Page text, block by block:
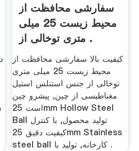
سفارشی محافظت از
محیط زیست 25 میلی
متری توخالی از .
کیفیت بالا سفارشی محافظت از
محیط زیست 25 میلی متری
توخالی از جنس استنلس استیل
مغناطیسی از چین, پیشرو چین
است 25mm Hollow Steel
Ball تولید محصول, با کنترل
کیفیت دقیق 25mm Stainless
steel ball کارخانه, تولید با .